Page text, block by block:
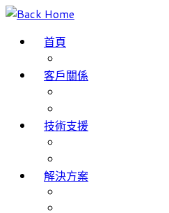
Skip
content首頁
客戶關係
技術支援
解決方案